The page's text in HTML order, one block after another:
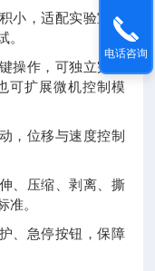
小，适配实验室桌
。
操作，可独立完成
可扩展微机控制模
，位移与速度控制
、压缩、剥离、撕
准。
、急停按钮，保障
电话咨询